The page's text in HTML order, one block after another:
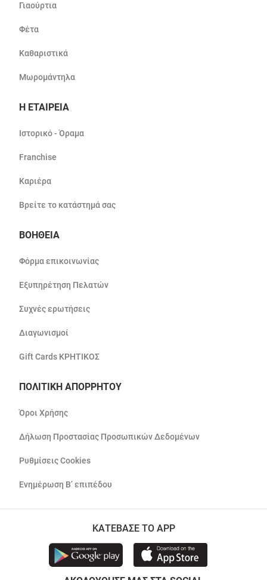
Γιαούρτια
Φέτα
Καθαριστικά
Μωρομάντηλα
Η ΕΤΑΙΡΕΙΑ
Ιστορικό - Όραμα
Franchise
Καριέρα
Βρείτε το κατάστημά σας
ΒΟΗΘΕΙΑ
Φόρμα επικοινωνίας
Εξυπηρέτηση Πελατών
Συχνές ερωτήσεις
Διαγωνισμοί
Gift Cards ΚΡΗΤΙΚΟΣ
ΠΟΛΙΤΙΚΗ ΑΠΟΡΡΗΤΟΥ
Όροι Χρήσης
Δήλωση Προστασίας Προσωπικών Δεδομένων
Ρυθμίσεις Cookies
Ενημέρωση Β’ επιπέδου
ΚΑΤΕΒΑΣΕ ΤΟ APP